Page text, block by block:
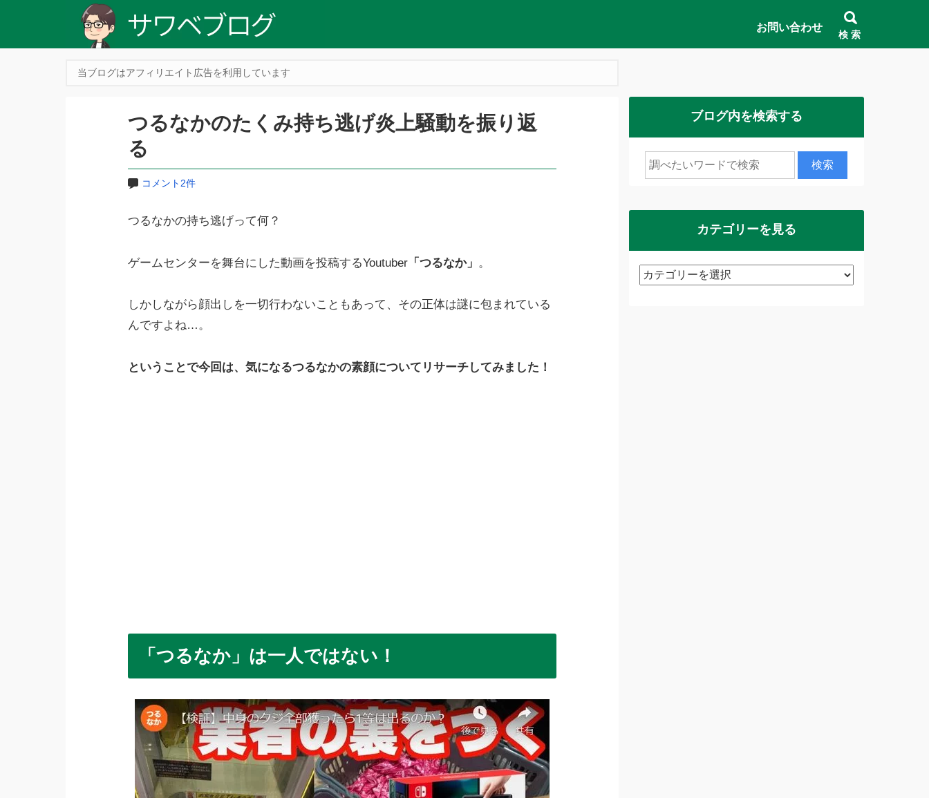
お問い合わせ
検 索
当ブログはアフィリエイト広告を利用しています
つるなかのたくみ持ち逃げ炎上騒動を振り返
る
コメント2件
つるなかの持ち逃げって何？
ゲームセンターを舞台にした動画を投稿するYoutuber「つるなか」 。
しかしながら顔出しを一切行わないこともあって、その正体は謎に包まれている
んですよね…。
ということで今回は、気になるつるなかの素顔についてリサーチしてみました！
「つるなか」は一人ではない！
ブログ内を検索する
カテゴリーを見る
カ